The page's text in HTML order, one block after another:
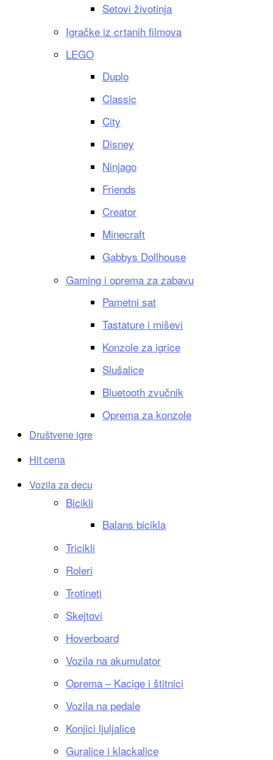
Setovi životinja
Igračke iz crtanih filmova
LEGO
Duplo
Classic
City
Disney
Ninjago
Friends
Creator
Minecraft
Gabbys Dollhouse
Gaming i oprema za zabavu
Pametni sat
Tastature i miševi
Konzole za igrice
Slušalice
Bluetooth zvučnik
Oprema za konzole
Društvene igre
Hit cena
Vozila za decu
Bicikli
Balans bicikla
Tricikli
Roleri
Trotineti
Skejtovi
Hoverboard
Vozila na akumulator
Oprema – Kacige i štitnici
Vozila na pedale
Konjici ljuljalice
Guralice i klackalice